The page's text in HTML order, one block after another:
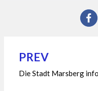
PREV
Die Stadt Marsberg